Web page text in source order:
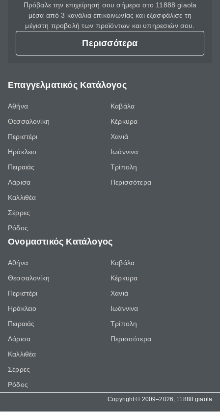
Πρόβαλε την επιχείρησή σου σήμερα στο 11888 giaola
μέσα από 3 κανάλια επικοινωνίας και εξασφάλισε τη
μέγιστη προβολή των προϊόντων και υπηρεσιών σου.
Περισσότερα
Επαγγελματικός Κατάλογος
Αθήνα
Θεσσαλονίκη
Περιστέρι
Ηράκλειο
Πειραιάς
Λάρισα
Καλλιθέα
Σέρρες
Ρόδος
Καβάλα
Κέρκυρα
Χανιά
Ιωάννινα
Τρίπολη
Περισσότερα
Ονομαστικός Κατάλογος
Αθήνα
Θεσσαλονίκη
Περιστέρι
Ηράκλειο
Πειραιάς
Λάρισα
Καλλιθέα
Σέρρες
Ρόδος
Καβάλα
Κέρκυρα
Χανιά
Ιωάννινα
Τρίπολη
Περισσότερα
Copyright © 2009–2026, 11888 giaola